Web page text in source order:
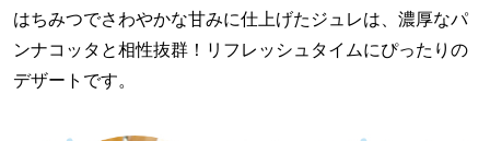
はちみつでさわやかな甘みに仕上げたジュレは、濃厚なパ
ンナコッタと相性抜群！リフレッシュタイムにぴったりの
デザートです。